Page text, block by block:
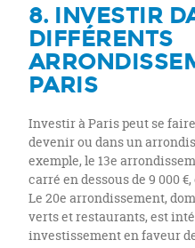
8. INVESTIR
DIFFÉRENTS
PARIS
Investir à Paris peut se
devenir ou dans un
exemple, le 13e
carré en dessous de 9 000
Le 20e arrondissement,
verts et restaurants, est
investissement en faveur